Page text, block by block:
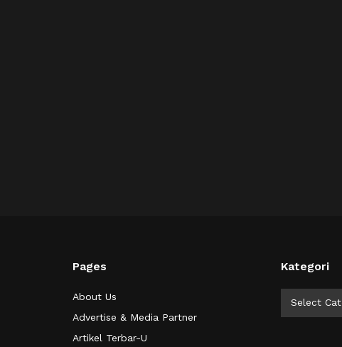
Pages
About Us
Advertise & Media Partner
Artikel Terbar-U
Kategori
Select